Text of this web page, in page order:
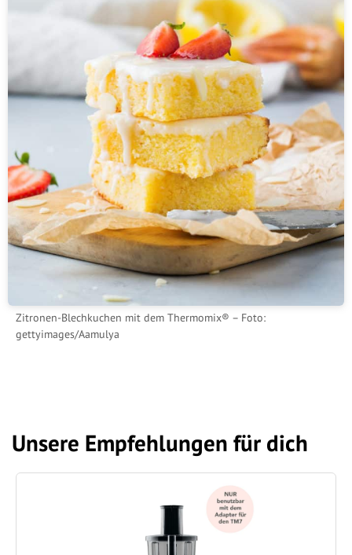
Zitronen-Blechkuchen mit dem Thermomix® – Foto:
gettyimages/Aamulya
Unsere Empfehlungen für dich